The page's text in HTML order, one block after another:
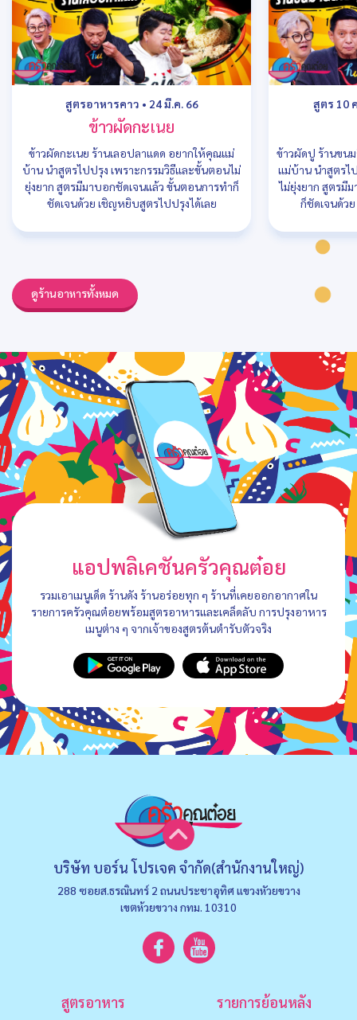
สูตรอาหารคาว • 24 มี.ค. 66
ข้าวผัดกะเนย
ข้าวผัดกะเนย ร้านเลอปลาแดด อยากให้คุณแม่
บ้าน นำสูตรไปปรุง เพราะกรรมวิธีและขั้นตอนไม่
ยุ่งยาก สูตรมีมาบอกชัดเจนแล้ว ขั้นตอนการทำก็
ชัดเจนด้วย เชิญหยิบสูตรไปปรุงได้เลย
สูตร 10
ข้าวผัดปู ร้านข
แม่บ้าน นำสูตรไ
ไม่ยุ่งยาก สูตรมี
ก็ชัดเจนด้ว
ดูร้านอาหารทั้งหมด
แอปพลิเคชันครัวคุณต๋อย
รวมเอาเมนูเด็ด ร้านดัง ร้านอร่อยทุก ๆ ร้านที่เคยออกอากาศใน
รายการครัวคุณต๋อยพร้อมสูตรอาหารและเคล็ดลับ การปรุงอาหาร
เมนูต่าง ๆ จากเจ้าของสูตรต้นตำรับตัวจริง
บริษัท บอร์น โปรเจค จำกัด(สำนักงานใหญ่)
288 ซอยส.ธรณินทร์ 2 ถนนประชาอุทิศ แขวงหัวยขวาง
เขตห้วยขวาง กทม. 10310
สูตรอาหาร รายการย้อนหลัง